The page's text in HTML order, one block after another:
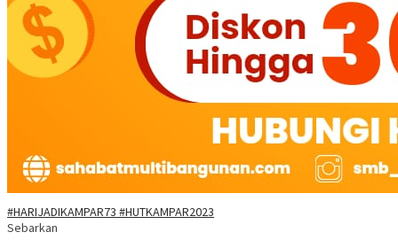
#HARIJADIKAMPAR73 #HUTKAMPAR2023
Sebarkan